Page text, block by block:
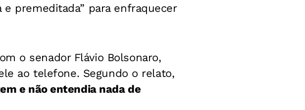
premeditada” para enfraquecer
o senador Flávio Bolsonaro,
ao telefone. Segundo o relato,
e não entendia nada de